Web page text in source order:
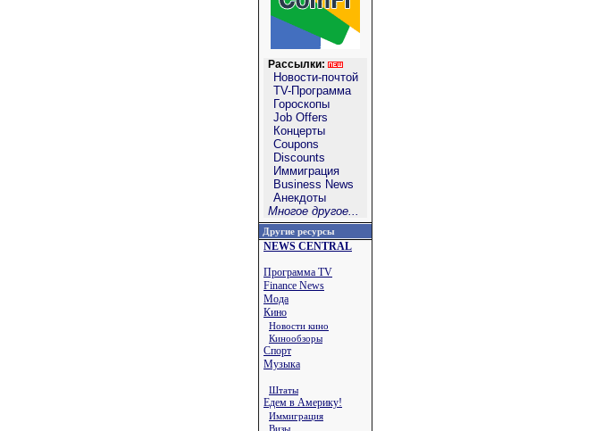
Рассылки:
Новости-почтой
TV-Программа
Гороскопы
Job Offers
Концерты
Coupons
Discounts
Иммиграция
Business News
Анекдоты
Многое другое...
Другие ресурсы
NEWS CENTRAL
Программа TV
Finance News
Мода
Кино
Новости кино
Кинообзоры
Спорт
Музыка
Штаты
Едем в Америку!
Иммиграция
Визы